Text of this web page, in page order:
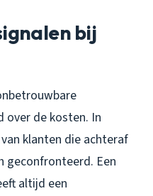
bij
over de kosten. In
klanten die achteraf
geconfronteerd. Een
altijd een